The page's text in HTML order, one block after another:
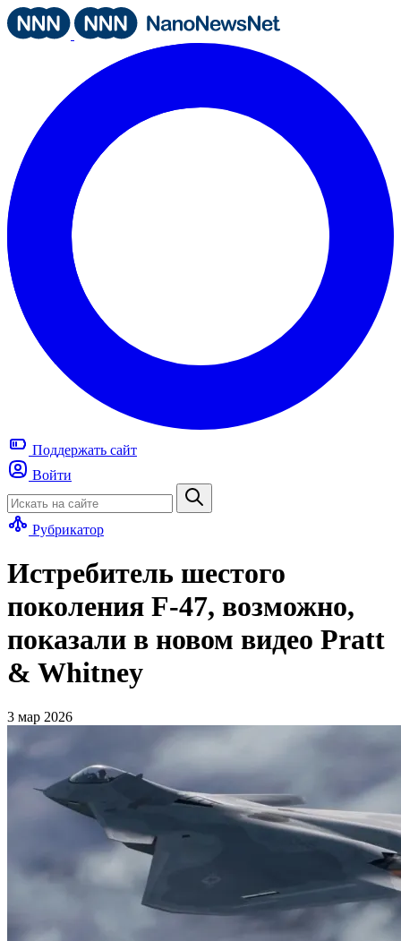
Поддержать сайт
Войти
Рубрикатор
Истребитель шестого
поколения F-47, возможно,
показали в новом видео Pratt
& Whitney
3 мар 2026